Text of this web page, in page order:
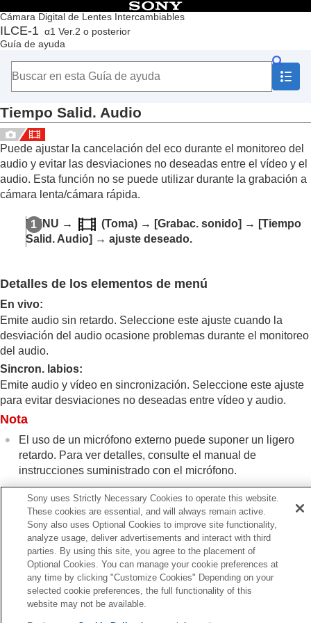
Cámara Digital de Lentes Intercambiables
ILCE-1 α1 Ver.2 o posterior
Guía de ayuda
Contenido
Principio
Cómo utilizar la “Guía de ayuda”
Comprobación de la cámara y los elementos suministrados
Operaciones básicas
Preparación de la cámara/Operaciones básicas de toma
Búsqueda de funciones desde MENU
Utilización de las funciones de toma de imágenes
Contenido de este capítulo
Selección de un modo de toma
Enfoque
Utilización de las funciones de enfoque
Ajuste de los modos de exposición/medición
Adición de efectos a las imágenes
continua/Autodisparador)
Func. capt. interv.
Toma de imágenes fijas con una resolución alta
formato de grabación
Utilización de funciones táctiles
Ajustes de obturación
Reducción de desenfoque
Compens. objetiv.(imagen fija/película)
Reducción de ruido
Configuración de la visualización del monitor
durante la toma
Grabación de audio de película
Grabación de sonido
Nivel grabac. audio
Tiempo Salid. Audio
Reducc. ruido viento
Sonido zapata
Creación de imágenes fijas mientras se graba
Tiempo Salid. Audio
Puede ajustar la cancelación del eco durante el monitoreo del
audio y evitar las desviaciones no deseadas entre el vídeo y el
audio. Esta función no se puede utilizar durante la grabación a
cámara lenta/cámara rápida.
MENU → (Toma) → [Grabac. sonido] → [Tiempo
Salid. Audio] → ajuste deseado.
Detalles de los elementos de menú
En vivo:
Emite audio sin retardo. Seleccione este ajuste cuando la
desviación del audio ocasione problemas durante el monitoreo
del audio.
Sincron. labios:
Emite audio y vídeo en sincronización. Seleccione este ajuste
para evitar desviaciones no deseadas entre vídeo y audio.
Nota
El uso de un micrófono externo puede suponer un ligero
retardo. Para ver detalles, consulte el manual de
instrucciones suministrado con el micrófono.
Anterior
grabac. audio
Siguiente
Reducc. ruido
Si la versión del software del sistema de su cámara es anterior a la
Sony uses Strictly Necessary Cookies to operate this website.
These cookies are essential, and will always remain active.
Sony also uses Optional Cookies to improve site functionality,
analyze usage, deliver advertisements and interact with third
parties. By using this site, you agree to the placement of
Optional Cookies. You can manage your cookie preferences at
any time by clicking "Customize Cookies" Depending on your
selected cookie preferences, the full functionality of this
website may not be available.